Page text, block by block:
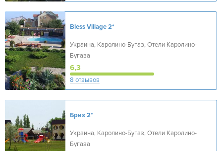
Bless Village2*
Украина, Каролино-Бугаз, Отели Каролино-
Бугаза
6,3
8 отзывов
Бриз 2*
Украина, Каролино-Бугаз, Отели Каролино-
Бугаза